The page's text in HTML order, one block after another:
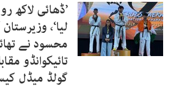
’ڈھائی لاکھ
لیا‘،
محسود نے
تائیکوانڈو
گولڈ میڈل